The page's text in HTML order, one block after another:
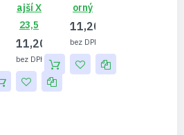
Ajší X
23,5
11,20 €
9,11 €
Orný
11,20 €